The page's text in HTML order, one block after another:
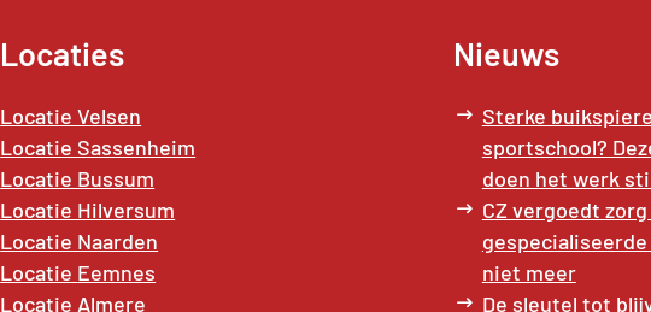
Locaties
Locatie Velsen
Locatie Sassenheim
Locatie Bussum
Locatie Hilversum
Locatie Naarden
Locatie Eemnes
Locatie Almere
Nieuws
Sterke
sportschool?
doen het werk
CZ vergoedt
niet meer
De sleutel tot